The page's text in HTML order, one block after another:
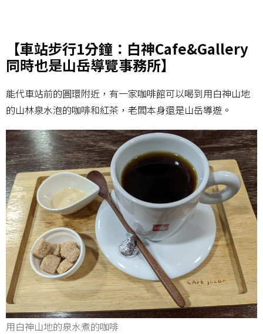
【車站步行1分鐘：白神Cafe&Gallery
同時也是山岳導覽事務所】
能代車站前的圓環附近，有一家咖啡館可以喝到用白神山地
的山林泉水泡的咖啡和紅茶，老闆本身還是山岳導遊。
用白神山地的泉水煮的咖啡